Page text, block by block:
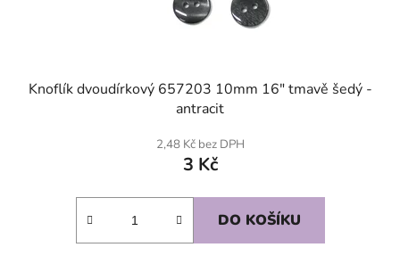
Knoflík dvoudírkový 657203 10mm 16" tmavě šedý -
antracit
2,48 Kč bez DPH
3 Kč
DO KOŠÍKU